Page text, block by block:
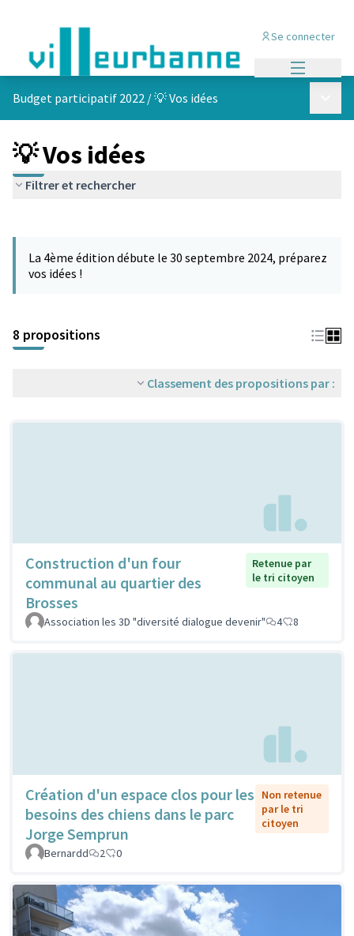
Se connecter
Budget participatif 2022 /💡 Vos idées
💡 Vos idées
Filtrer et rechercher
−
La 4ème édition débute le 30 septembre 2024, préparez
vos idées !
8 propositions
Classement des propositions par :
Construction d'un four
communal au quartier des
Brosses
Retenue par
le tri citoyen
Association les 3D "diversité dialogue devenir" 4 8
Création d'un espace clos pour les
besoins des chiens dans le parc
Jorge Semprun
Non retenue
par le tri
citoyen
Bernardd 2 0